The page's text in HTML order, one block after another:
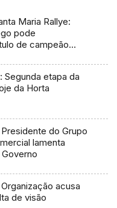
Maria Rallye:
pode
de campeão
Segunda etapa da
da Horta
do Grupo
lamenta
acusa
de visão